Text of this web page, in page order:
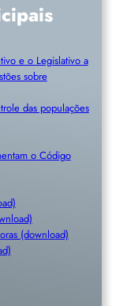
e o Legislativo a
sobre
das populações
o Código
(download)